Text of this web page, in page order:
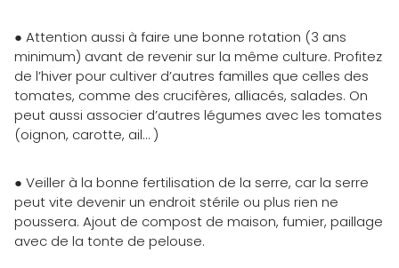
● Attention aussi à faire une bonne rotation (3 ans
minimum) avant de revenir sur la même culture. Profitez
de l’hiver pour cultiver d’autres familles que celles des
tomates, comme des crucifères, alliacés, salades. On
peut aussi associer d’autres légumes avec les tomates
(oignon, carotte, ail… )
● Veiller à la bonne fertilisation de la serre, car la serre
peut vite devenir un endroit stérile ou plus rien ne
poussera. Ajout de compost de maison, fumier, paillage
avec de la tonte de pelouse.